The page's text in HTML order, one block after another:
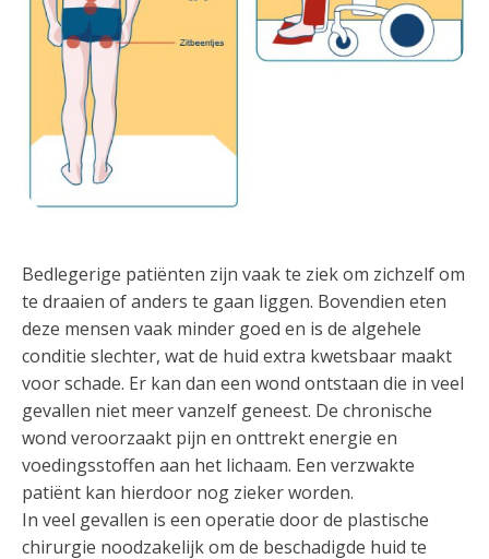
Bedlegerige patiënten zijn vaak te ziek om zichzelf om
te draaien of anders te gaan liggen. Bovendien eten
deze mensen vaak minder goed en is de algehele
conditie slechter, wat de huid extra kwetsbaar maakt
voor schade. Er kan dan een wond ontstaan die in veel
gevallen niet meer vanzelf geneest. De chronische
wond veroorzaakt pijn en onttrekt energie en
voedingsstoffen aan het lichaam. Een verzwakte
patiënt kan hierdoor nog zieker worden.
In veel gevallen is een operatie door de plastische
chirurgie noodzakelijk om de beschadigde huid te